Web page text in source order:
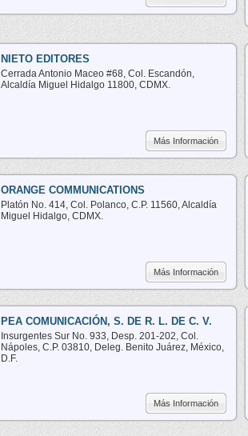
NIETO EDITORES
Cerrada Antonio Maceo #68, Col. Escandón,
Alcaldía Miguel Hidalgo 11800, CDMX.
Más Información
ORANGE COMMUNICATIONS
Platón No. 414, Col. Polanco, C.P. 11560, Alcaldía
Miguel Hidalgo, CDMX.
Más Información
PEA COMUNICACIÓN, S. DE R. L. DE C. V.
Insurgentes Sur No. 933, Desp. 201-202, Col.
Nápoles, C.P. 03810, Deleg. Benito Juárez, México,
D.F.
Más Información